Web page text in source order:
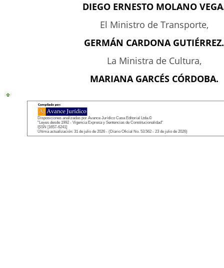
DIEGO ERNESTO MOLANO
El Ministro de Transporte,
GERMÁN CARDONA GUTIÉRREZ.
La Ministra de Cultura,
MARIANA GARCÉS CÓRDOBA.
Disposiciones analizadas por Avance Jurídico Casa Editorial Ltda.©
"Leyes desde 1992 - Vigencia Expresa y Sentencias de Constitucionalidad"
ISSN [1657-6241]
Última actualización: 31 de julio de 2026 - (Diario Oficial No. 53.562 - 23 de julio de 2026)